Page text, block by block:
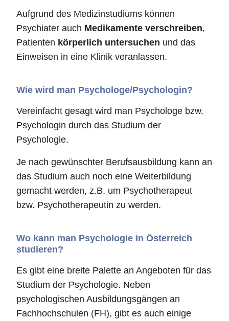
Aufgrund des Medizinstudiums können
Psychiater auch Medikamente verschreiben,
Patienten körperlich untersuchen und das
Einweisen in eine Klinik veranlassen.
Wie wird man Psychologe/Psychologin?
Vereinfacht gesagt wird man Psychologe bzw.
Psychologin durch das Studium der
Psychologie.
Je nach gewünschter Berufsausbildung kann an
das Studium auch noch eine Weiterbildung
gemacht werden, z.B. um Psychotherapeut
bzw. Psychotherapeutin zu werden.
Wo kann man Psychologie in Österreich
studieren?
Es gibt eine breite Palette an Angeboten für das
Studium der Psychologie. Neben
psychologischen Ausbildungsgängen an
Fachhochschulen (FH), gibt es auch einige